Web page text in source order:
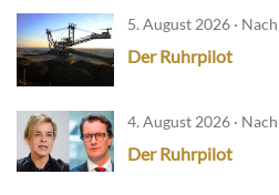
5. August 2026 ·
Der Ruhrpilot
4. August 2026 ·
Der Ruhrpilot